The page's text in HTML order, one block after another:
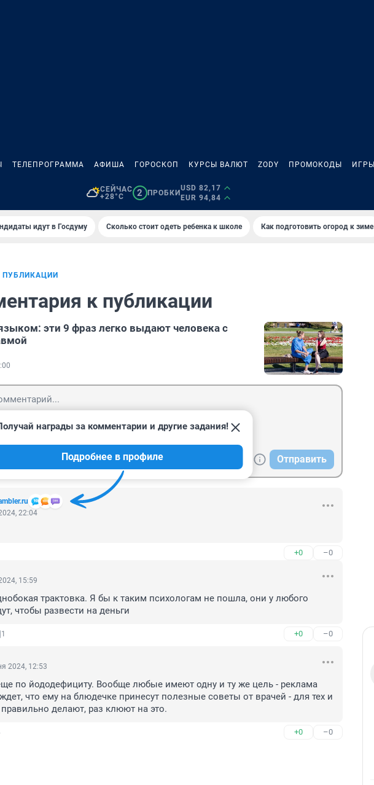
ТЕЛЕПРОГРАММА АФИША ГОРОСКОП КУРСЫ ВАЛЮТ ZODY ПРОМОКОДЫ ИГРЫ
СЕЙЧАС
+28°C
2 ПРОБКИ
USD 82,17
EUR 94,84
идут в Госдуму Сколько стоит одеть ребенка к школе Как подготовить огород к зиме
ПУБЛИКАЦИИ
к публикации
эти 9 фраз легко выдают человека с
Отправить
награды за комментарии и другие задания!
Подробнее в профиле
22:04
+0 –0
15:59
трактовка. Я бы к таким психологам не пошла, они у любого
чтобы развести на деньги
1 +0 –0
2024, 12:53
по йододефициту. Вообще любые имеют одну и ту же цель - реклама
что ему на блюдечке принесут полезные советы от врачей - для тех и
делают, раз клюют на это.
+0 –0